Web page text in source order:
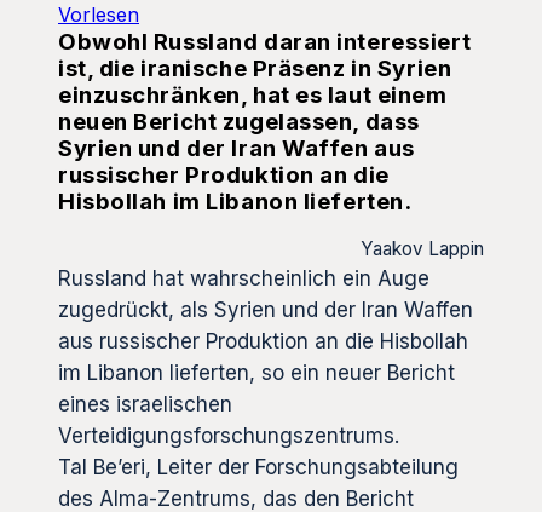
Vorlesen
Obwohl Russland daran interessiert
ist, die iranische Präsenz in Syrien
einzuschränken, hat es laut einem
neuen Bericht zugelassen, dass
Syrien und der Iran Waffen aus
russischer Produktion an die
Hisbollah im Libanon lieferten.
Yaakov Lappin
Russland hat wahrscheinlich ein Auge
zugedrückt, als Syrien und der Iran Waffen
aus russischer Produktion an die Hisbollah
im Libanon lieferten, so ein neuer Bericht
eines israelischen
Verteidigungsforschungszentrums.
Tal Be’eri, Leiter der Forschungsabteilung
des Alma-Zentrums, das den Bericht